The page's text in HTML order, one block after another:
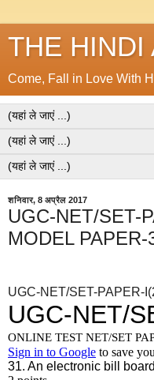
THE HINDI
Come, Fall in Love With
शनिवार, 8 अप्रैल 2017
UGC-NET/SET-
MODEL PAPER-
UGC-NET/SET-PAPER-